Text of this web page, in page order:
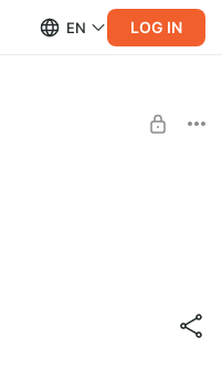
EN LOG IN
1 и 2" (2018,
странных хоррор-